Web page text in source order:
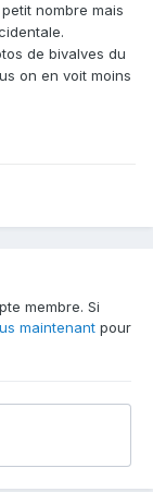
nombre mais
de bivalves du
on en voit moins
membre. Si
maintenant pour